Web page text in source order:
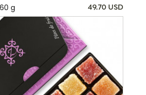
g
49.70 USD